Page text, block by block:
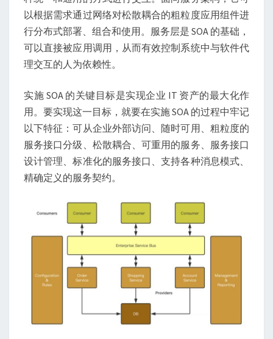
以根据需求通过网络对松散耦合的粗粒度应用组件进
行分布式部署、组合和使用。服务层是 SOA 的基础，
可以直接被应用调用，从而有效控制系统中与软件代
理交互的人为依赖性。
实施 SOA 的关键目标是实现企业 IT 资产的最大化作
用。要实现这一目标，就要在实施 SOA 的过程中牢记
以下特征：可从企业外部访问、随时可用、粗粒度的
服务接口分级、松散耦合、可重用的服务、服务接口
设计管理、标准化的服务接口、支持各种消息模式、
精确定义的服务契约。